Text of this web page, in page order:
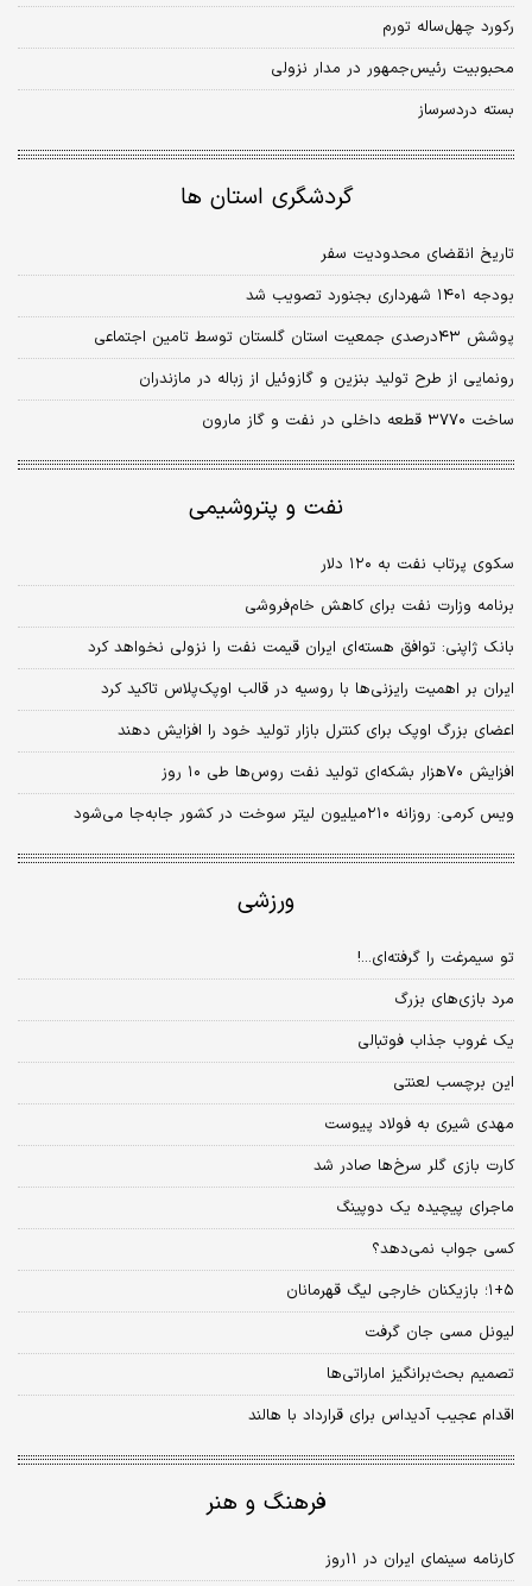
رکورد چهل‌ساله تورم
محبوبیت رئیس‌جمهور در مدار نزولی
بسته دردسرساز
گردشگری استان ها
تاریخ انقضای محدودیت سفر
بودجه ۱۴۰۱ شهرداری بجنورد تصویب شد
پوشش ۴۳‌درصدی جمعیت استان گلستان توسط تامین اجتماعی
رونمایی از طرح تولید بنزین و گازوئیل از زباله در مازندران
ساخت ۳۷۷۰ قطعه داخلی در نفت و گاز مارون
نفت و پتروشیمی
سکوی پرتاب نفت به ۱۲۰ دلار
برنامه وزارت نفت برای کاهش خام‌فروشی
بانک ژاپنی: توافق هسته‌‌‌ای ایران قیمت نفت را نزولی نخواهد کرد
ایران بر اهمیت رایزنی‌‌‌ها با روسیه در قالب اوپک‌پلاس تاکید کرد
اعضای بزرگ اوپک برای کنترل بازار تولید خود را افزایش دهند
افزایش ۷۰‌هزار بشکه‌‌‌ای تولید نفت روس‌‌‌ها طی ۱۰ روز
ویس کرمی: روزانه ۲۱۰‌میلیون لیتر سوخت در کشور جابه‌‌‌جا می‌شود
ورزشی
تو سیمرغت را گرفته‌ای...‌!
مرد بازی‌های بزرگ
یک غروب جذاب فوتبالی
این برچسب لعنتی
مهدی شیری به فولاد پیوست
کارت بازی گلر سرخ‌ها صادر شد
ماجرای پیچیده یک دوپینگ
کسی جواب نمی‌دهد؟
۱+۵؛ بازیکنان خارجی لیگ قهرمانان
لیونل مسی جان گرفت
تصمیم بحث‌برانگیز اماراتی‌ها
اقدام عجیب آدیداس برای قرارداد با هالند
فرهنگ و هنر
کارنامه سینمای ایران در ۱۱روز